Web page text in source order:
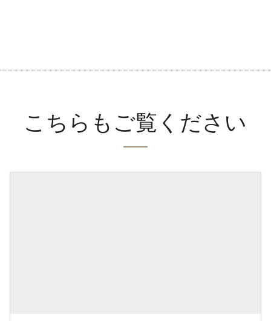
こちらもご覧ください